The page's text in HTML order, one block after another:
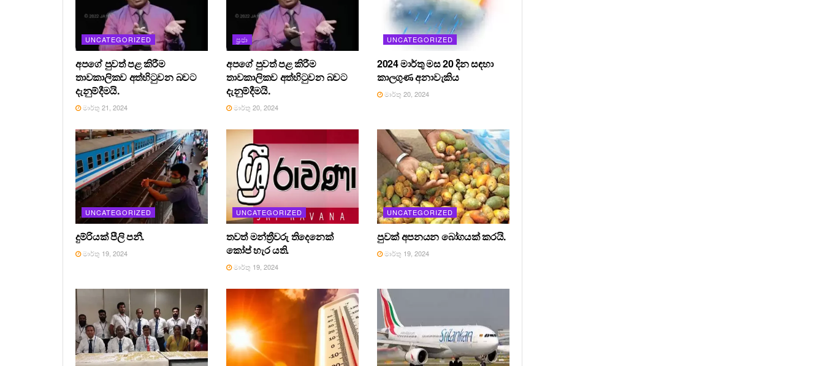
UNCATEGORIZED
අපගේ පුවත් පළ කිරීම
තාවකාලිකව අත්හිටුවන බවට
දැනුම්දීමයි.
මාර්තු 21, 2024
ප්‍රජා
අපගේ පුවත් පළ කිරීම
තාවකාලිකව අත්හිටුවන බවට
දැනුම්දීමයි.
මාර්තු 20, 2024
UNCATEGORIZED
2024 මාර්තු මස 20 දින සඳහා
කාලගුණ අනාවැකිය
මාර්තු 20, 2024
UNCATEGORIZED
දුම්රියක් පීලි පනී.
මාර්තු 19, 2024
UNCATEGORIZED
තවත් මන්ත්‍රීවරු තිදෙනෙක්
කෝප් හැර යති.
මාර්තු 19, 2024
UNCATEGORIZED
පුවක් අපනයන බෝගයක් කරයි.
මාර්තු 19, 2024